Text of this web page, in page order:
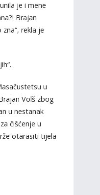
je i mene
Brajan
rekla je
u
Volš zbog
u nestanak
čišćenje u
otarasiti tijela